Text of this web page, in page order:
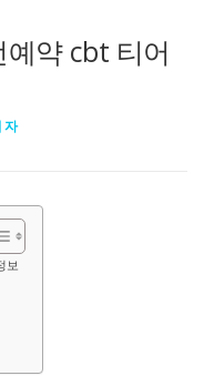
약 cbt 티어
자
보